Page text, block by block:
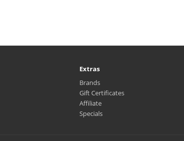
Extras
Brands
Gift Certificates
Affiliate
Specials